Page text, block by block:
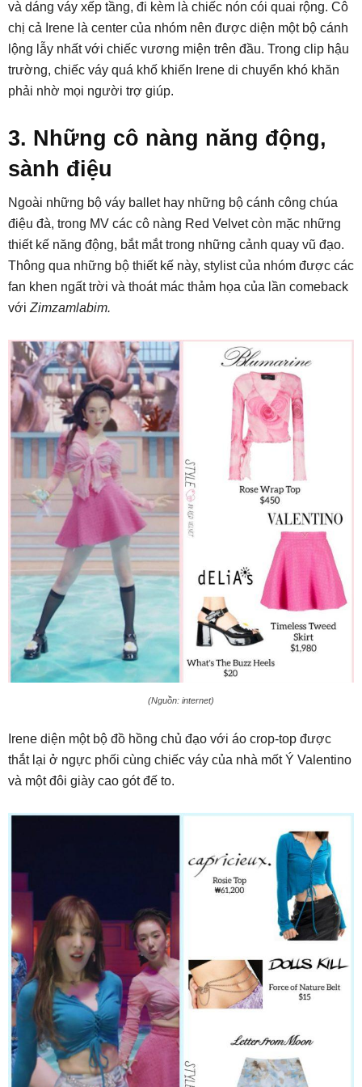
và dáng váy xếp tầng, đi kèm là chiếc nón cói quai rộng. Cô
chị cả Irene là center của nhóm nên được diện một bộ cánh
lộng lẫy nhất với chiếc vương miện trên đầu. Trong clip hậu
trường, chiếc váy quá khố khiến Irene di chuyển khó khăn
phải nhờ mọi người trợ giúp.
3. Những cô nàng năng động,
sành điệu
Ngoài những bộ váy ballet hay những bộ cánh công chúa
điệu đà, trong MV các cô nàng Red Velvet còn mặc những
thiết kế năng động, bắt mắt trong những cảnh quay vũ đạo.
Thông qua những bộ thiết kế này, stylist của nhóm được các
fan khen ngất trời và thoát mác thảm họa của lần comeback
với Zimzamlabim.
(Nguồn: internet)
Irene diện một bộ đồ hồng chủ đạo với áo crop-top được
thắt lại ở ngực phối cùng chiếc váy của nhà mốt Ý Valentino
và một đôi giày cao gót đế to.